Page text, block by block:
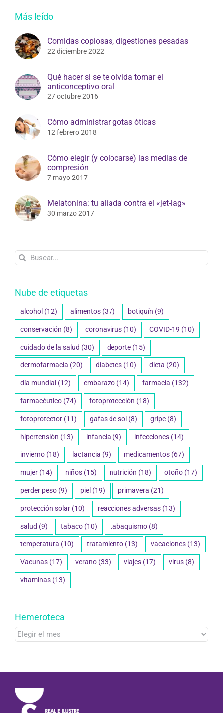
Más leído
Comidas copiosas, digestiones pesadas
22 diciembre 2022
Qué hacer si se te olvida tomar el
anticonceptivo oral
27 octubre 2016
Cómo administrar gotas óticas
12 febrero 2018
Cómo elegir (y colocarse) las medias de
compresión
7 mayo 2017
Melatonina: tu aliada contra el «jet-lag»
30 marzo 2017
Buscar:
Nube de etiquetas
alcohol (12) alimentos (37) botiquín (9)
conservación (8) coronavirus (10) COVID-19 (10)
cuidado de la salud (30) deporte (15)
dermofarmacia (20) diabetes (10) dieta (20)
día mundial (12) embarazo (14) farmacia (132)
farmacéutico (74) fotoprotección (18)
fotoprotector (11) gafas de sol (8) gripe (8)
hipertensión (13) infancia (9) infecciones (14)
invierno (18) lactancia (9) medicamentos (67)
mujer (14) niños (15) nutrición (18) otoño (17)
perder peso (9) piel (19) primavera (21)
protección solar (10) reacciones adversas (13)
salud (9) tabaco (10) tabaquismo (8)
temperatura (10) tratamiento (13) vacaciones (13)
Vacunas (17) verano (33) viajes (17) virus (8)
vitaminas (13)
Hemeroteca
Hemeroteca